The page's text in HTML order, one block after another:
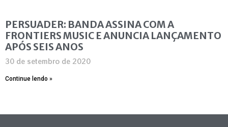
PERSUADER: BANDA ASSINA COM A
FRONTIERS MUSIC E ANUNCIA LANÇAMENTO
APÓS SEIS ANOS
30 de setembro de 2020
Continue lendo »